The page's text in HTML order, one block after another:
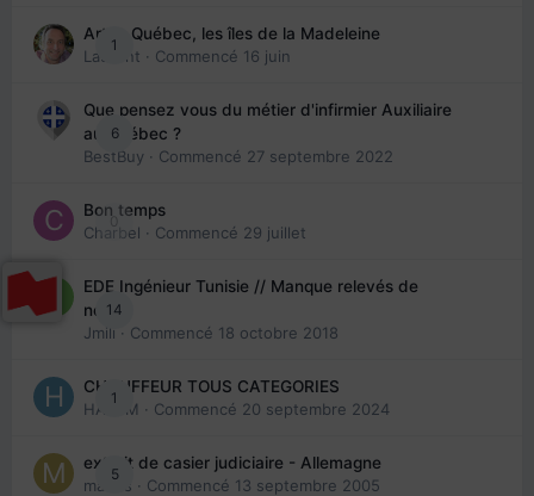
1
Arte : Québec, les îles de la Madeleine
Laurent · Commencé 16 juin
6
Que pensez vous du métier d'infirmier Auxiliaire
au Québec ?
BestBuy · Commencé 27 septembre 2022
0
Bon temps
Charbel · Commencé 29 juillet
14
EDE Ingénieur Tunisie // Manque relevés de
note
Jmili · Commencé 18 octobre 2018
1
CHAUFFEUR TOUS CATEGORIES
HAZEM · Commencé 20 septembre 2024
5
extrait de casier judiciaire - Allemagne
maries · Commencé 13 septembre 2005